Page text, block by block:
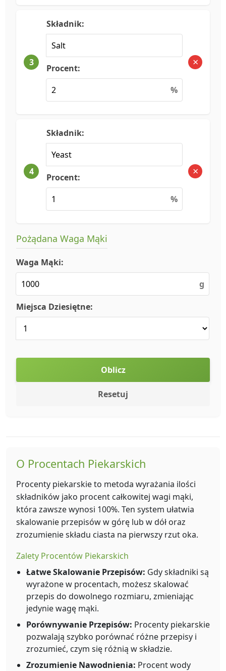
3
Składnik:
Procent:
%
×
4
Składnik:
Procent:
%
×
Pożądana Waga Mąki
Waga Mąki:
g
Miejsca Dziesiętne:
Oblicz
Resetuj
O Procentach Piekarskich
Procenty piekarskie to metoda wyrażania ilości
składników jako procent całkowitej wagi mąki,
która zawsze wynosi 100%. Ten system ułatwia
skalowanie przepisów w górę lub w dół oraz
zrozumienie składu ciasta na pierwszy rzut oka.
Zalety Procentów Piekarskich
Łatwe Skalowanie Przepisów: Gdy składniki są
wyrażone w procentach, możesz skalować
przepis do dowolnego rozmiaru, zmieniając
jedynie wagę mąki.
Porównywanie Przepisów: Procenty piekarskie
pozwalają szybko porównać różne przepisy i
zrozumieć, czym się różnią w składzie.
Zrozumienie Nawodnienia: Procent wody